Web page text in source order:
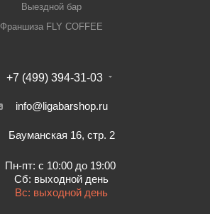
Выездной бар
Франшиза FLY COFFEE
+7 (499) 394-31-03
info@ligabarshop.ru
Бауманская 16, стр. 2
Пн-пт: с 10:00 до 19:00
Сб: выходной день
Вс: выходной день